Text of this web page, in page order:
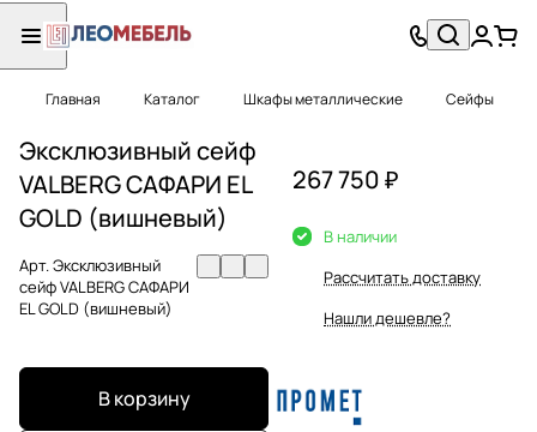
Главная Каталог Шкафы металлические Сейфы
Эксклюзивный сейф
VALBERG САФАРИ EL
GOLD (вишневый)
Арт.Эксклюзивный
сейф VALBERG САФАРИ
EL GOLD (вишневый)
В корзину
267 750 ₽
В наличии
Рассчитать доставку
Нашли дешевле?